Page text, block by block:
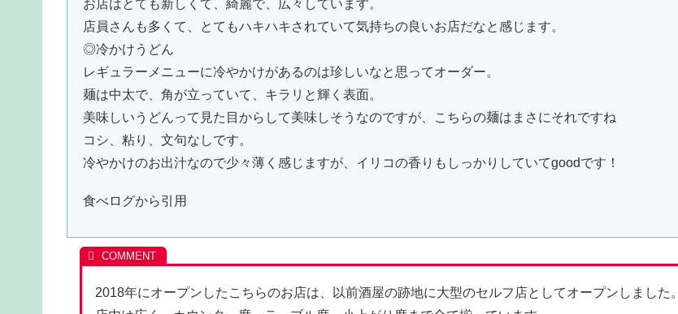
お店はとても新しくて、綺麗で、広々しています。
店員さんも多くて、とてもハキハキされていて気持ちの良いお店だなと感じます。
◎冷かけうどん
レギュラーメニューに冷やかけがあるのは珍しいなと思ってオーダー。
麺は中太で、角が立っていて、キラリと輝く表面。
美味しいうどんって見た目からして美味しそうなのですが、こちらの麺はまさにそれですね
コシ、粘り、文句なしです。
冷やかけのお出汁なので少々薄く感じますが、イリコの香りもしっかりしていてgoodです！
食べログから引用
2018年にオープンしたこちらのお店は、以前酒屋の跡地に大型のセルフ店としてオープンしました。